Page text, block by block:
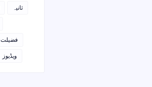
ثانیہ
فضیلت
ویڈیوز